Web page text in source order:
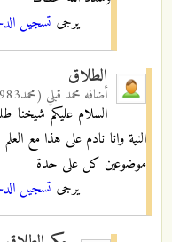
يرجى تسجيل
الطلاق
أضافه محمد قبلي (محمد1983)
السلام عليكم
النية وانا نادم على هذا مع
موضوعين كل على حدة
يرجى تسجيل